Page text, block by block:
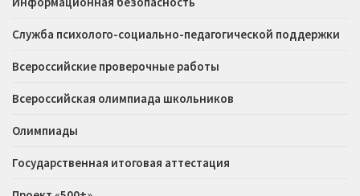
Служба психолого-социально-педагогической поддержки
Всероссийские проверочные работы
Всероссийская олимпиада школьников
Олимпиады
Государственная итоговая аттестация